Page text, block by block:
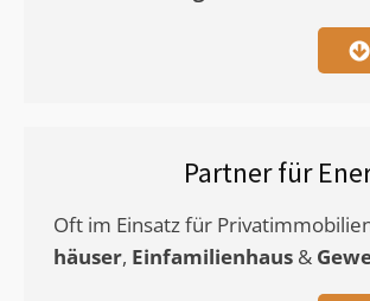
Partner für
Oft im Einsatz für
häuser, Einfamilienhaus &